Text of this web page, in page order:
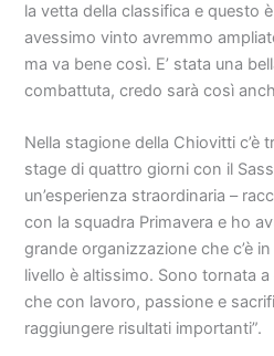
la vetta della classifica e questo
avessimo vinto avremmo
ma va bene così. E’ stata una
combattuta, credo sarà così
Nella stagione della Chiovitti c’è
stage di quattro giorni con il
un’esperienza straordinaria –
con la squadra Primavera e ho
grande organizzazione che c’è
livello è altissimo. Sono tornata
che con lavoro, passione e
raggiungere risultati importanti”.